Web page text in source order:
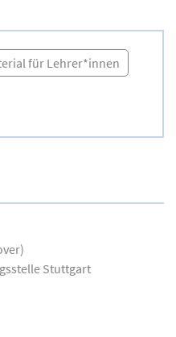
für Lehrer*innen
Stuttgart